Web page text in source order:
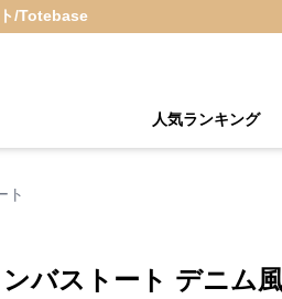
/Totebase
人気ランキング
ト
バストート デニム